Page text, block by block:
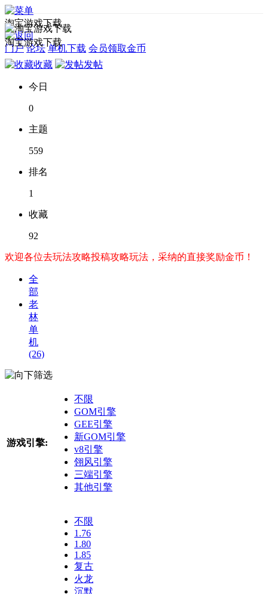
淘宝游戏下载
门户 论坛 单机下载 会员领取金币
淘宝游戏下载
收藏 发帖
今日
0
主题
559
排名
1
收藏
92
欢迎各位去玩法攻略投稿攻略玩法，采纳的直接奖励金币！
全
部
老
林
单
机
(26)
筛选
游戏引擎:
不限
GOM引擎
GEE引擎
新GOM引擎
v8引擎
翎风引擎
三端引擎
其他引擎
不限
1.76
1.80
1.85
复古
火龙
沉默